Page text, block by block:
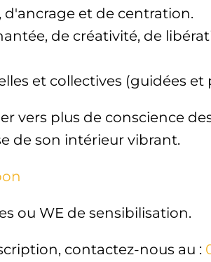
d'ancrage et de centration.
de créativité, de
et collectives (guidées et
vers plus de conscience
de son intérieur vibrant.
ou WE de sensibilisation.
contactez-nous au :